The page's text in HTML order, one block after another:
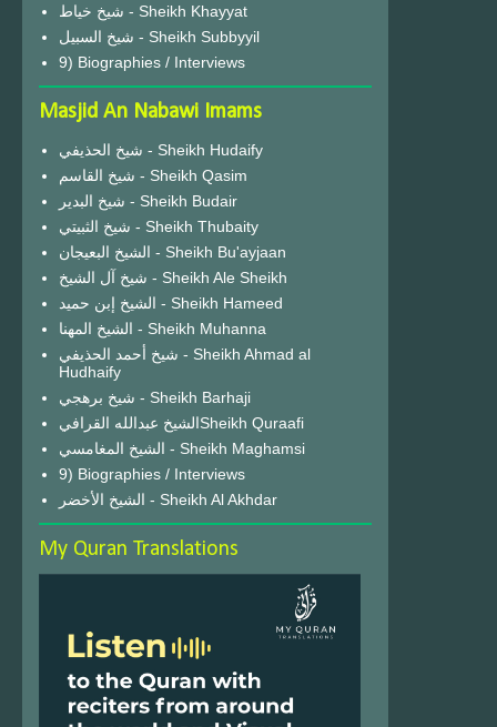
شيخ خياط - Sheikh Khayyat
شيخ السبيل - Sheikh Subbyyil
9) Biographies / Interviews
Masjid An Nabawi Imams
شيخ الحذيفي - Sheikh Hudaify
شيخ القاسم - Sheikh Qasim
شيخ البدير - Sheikh Budair
شيخ الثبيتي - Sheikh Thubaity
الشيخ البعيجان - Sheikh Bu'ayjaan
شيخ آل الشيخ - Sheikh Ale Sheikh
الشيخ إبن حميد - Sheikh Hameed
الشيخ المهنا - Sheikh Muhanna
شيخ أحمد الحذيفي - Sheikh Ahmad al
Hudhaify
شيخ برهجي - Sheikh Barhaji
الشيخ عبدالله القرافيSheikh Quraafi
الشيخ المغامسي - Sheikh Maghamsi
9) Biographies / Interviews
الشيخ الأخضر - Sheikh Al Akhdar
My Quran Translations